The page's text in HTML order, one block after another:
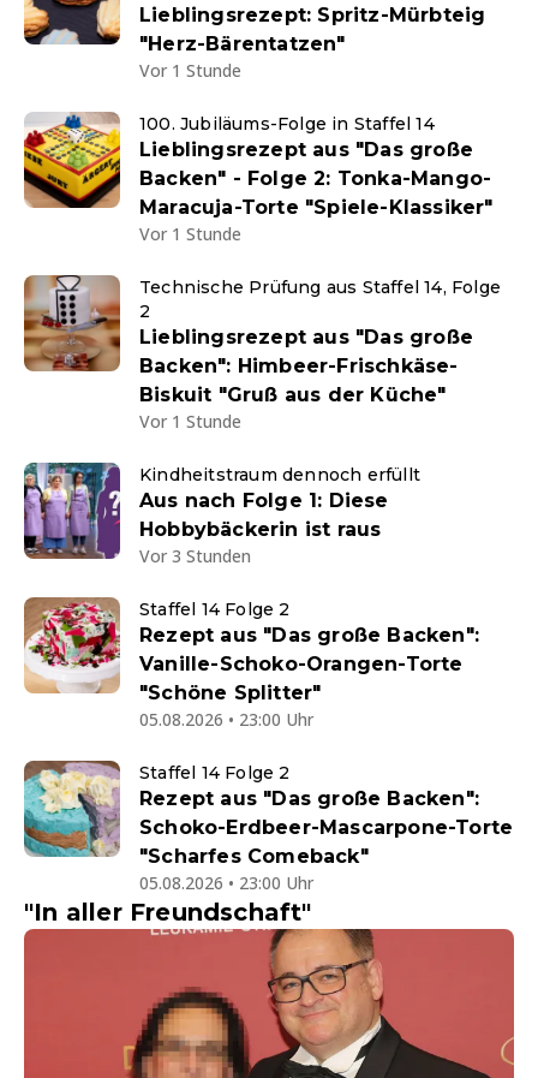
Lieblingsrezept: Spritz-Mürbteig
"Herz-Bärentatzen"
Vor 1 Stunde
100. Jubiläums-Folge in Staffel 14
Lieblingsrezept aus "Das große
Backen" - Folge 2: Tonka-Mango-
Maracuja-Torte "Spiele-Klassiker"
Vor 1 Stunde
Technische Prüfung aus Staffel 14, Folge
2
Lieblingsrezept aus "Das große
Backen": Himbeer-Frischkäse-
Biskuit "Gruß aus der Küche"
Vor 1 Stunde
Kindheitstraum dennoch erfüllt
Aus nach Folge 1: Diese
Hobbybäckerin ist raus
Vor 3 Stunden
Staffel 14 Folge 2
Rezept aus "Das große Backen":
Vanille-Schoko-Orangen-Torte
"Schöne Splitter"
05.08.2026 • 23:00 Uhr
Staffel 14 Folge 2
Rezept aus "Das große Backen":
Schoko-Erdbeer-Mascarpone-Torte
"Scharfes Comeback"
05.08.2026 • 23:00 Uhr
"In aller Freundschaft"